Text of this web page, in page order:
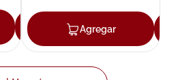
Agregar
Agregar